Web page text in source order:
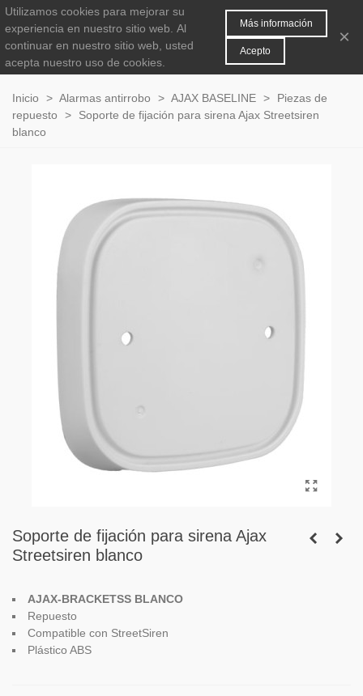
0
Inicio > Alarmas antirrobo > AJAX BASELINE >
Piezas de
repuesto
>
Soporte de fijación para sirena Ajax Streetsiren
blanco
Soporte de fijación para sirena Ajax
Streetsiren blanco
AJAX-BRACKETSS BLANCO
Repuesto
Compatible con StreetSiren
Plástico ABS
Utilizamos cookies para mejorar su
experiencia en nuestro sitio web. Al
continuar en nuestro sitio web, usted
acepta nuestro uso de cookies.
Más información
Acepto
×